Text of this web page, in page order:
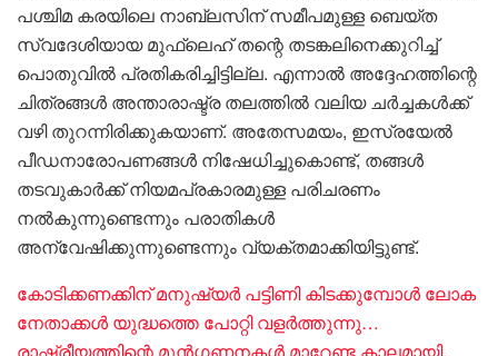
പശ്ചിമ കരയിലെ നാബ്ലസിന് സമീപമുള്ള ബെയ്ത
സ്വദേശിയായ മുഫ്ലെഹ് തന്റെ തടങ്കലിനെക്കുറിച്ച്
പൊതുവിൽ പ്രതികരിച്ചിട്ടില്ല. എന്നാൽ അദ്ദേഹത്തിന്റെ
ചിത്രങ്ങൾ അന്താരാഷ്ട്ര തലത്തിൽ വലിയ ചർച്ചകൾക്ക്
വഴി തുറന്നിരിക്കുകയാണ്. അതേസമയം, ഇസ്രയേൽ
പീഡനാരോപണങ്ങൾ നിഷേധിച്ചുകൊണ്ട്, തങ്ങൾ
തടവുകാർക്ക് നിയമപ്രകാരമുള്ള പരിചരണം
നൽകുന്നുണ്ടെന്നും പരാതികൾ
അന്വേഷിക്കുന്നുണ്ടെന്നും വ്യക്തമാക്കിയിട്ടുണ്ട്.
കോടിക്കണക്കിന് മനുഷ്യർ പട്ടിണി കിടക്കുമ്പോൾ ലോക
നേതാക്കൾ യുദ്ധത്തെ പോറ്റി വളർത്തുന്നു…
രാഷ്ട്രീയത്തിന്റെ മുൻഗണനകൾ മാറേണ്ട കാലമായി,